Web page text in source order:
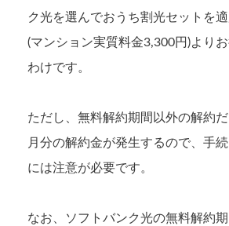
ク光を選んでおうち割光セットを
(マンション実質料金3,300円)より
わけです。
ただし、無料解約期間以外の解約
月分の解約金が発生するので、手
には注意が必要です。
なお、ソフトバンク光の無料解約